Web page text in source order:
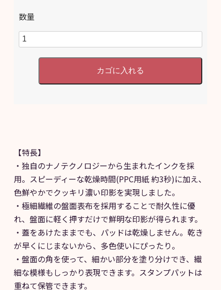
数量
【特長】
・独自のナノテクノロジーから生まれたインクを採
用。スピーディーな乾燥時間(PPC用紙 約3秒)に加え、
色鮮やかでクッキリ濃い印影を実現しました。
・極細繊維の盤面表布を採用することで耐久性に優
れ、盤面に軽く押すだけで鮮明な印影が得られます。
・蓋をあけたままでも、パッドは乾燥しません。乾き
が早くにじまないから、多色使いにぴったり。
・盤面の角を使って、細かい部分を塗り分けでき、繊
細な模様もしっかり表現できます。スタンプパットは
重ねて保管できます。